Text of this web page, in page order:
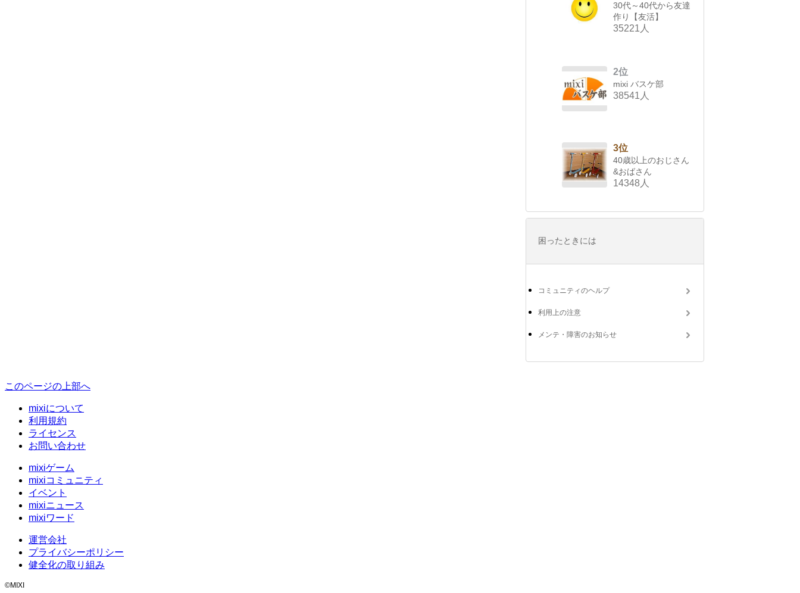
30代～40代から友達
作り【友活】
35221人
2位
mixi バスケ部
38541人
3位
40歳以上のおじさん
&おばさん
14348人
困ったときには
コミュニティのヘルプ
利用上の注意
メンテ・障害のお知らせ
このページの上部へ
mixiについて
利用規約
ライセンス
お問い合わせ
mixiゲーム
mixiコミュニティ
イベント
mixiニュース
mixiワード
運営会社
プライバシーポリシー
健全化の取り組み
©MIXI